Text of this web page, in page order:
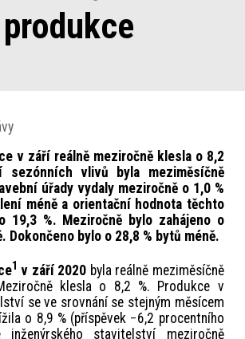
v září reálně meziročně klesla o 8,2
sezónních vlivů byla meziměsíčně
úřady vydaly meziročně o 1,0 %
méně a orientační hodnota těchto
19,3 %. Meziročně bylo zahájeno o
Dokončeno bylo o 28,8 % bytů méně.
1 v září 2020 byla reálně meziměsíčně
klesla o 8,2 %. Produkce v
se ve srovnání se stejným měsícem
o 8,9 % (příspěvek −6,2 procentního
inženýrského stavitelství meziročně